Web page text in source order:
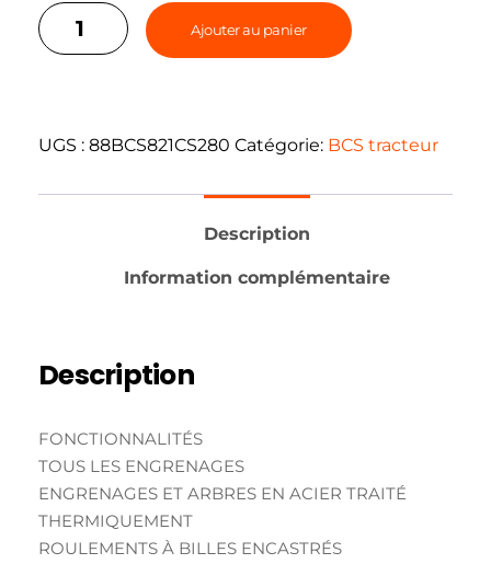
Ajouter au panier
UGS : 88BCS821CS280 Catégorie: BCS tracteur
Description
Information complémentaire
Description
FONCTIONNALITÉS
TOUS LES ENGRENAGES
ENGRENAGES ET ARBRES EN ACIER TRAITÉ
THERMIQUEMENT
ROULEMENTS À BILLES ENCASTRÉS